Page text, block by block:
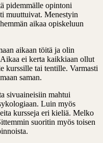
pidemmälle opintoni
muuttuivat. Menestyin
aikaa opiskeluun
aikaan töitä ja olin
ei kerta kaikkiaan ollut
kurssille tai tentille. Varmasti
saman.
sivuaineisiin mahtui
Luin myös
kursseja eri kieliä. Melko
suoritin myös toisen